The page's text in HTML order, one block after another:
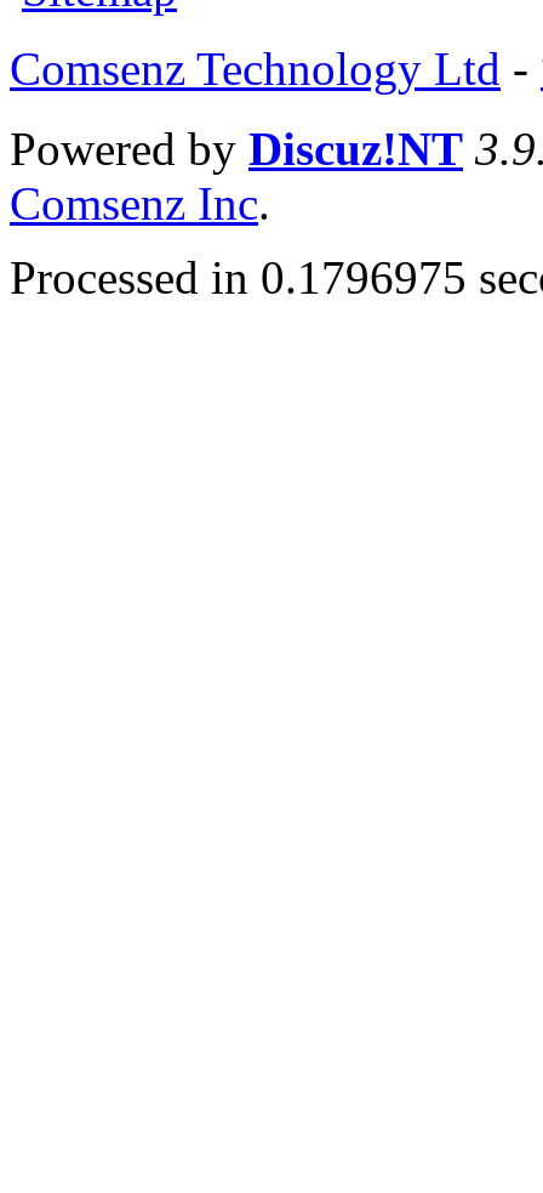
Comsenz Technology Ltd -
Powered by Discuz!NT
Comsenz Inc.
Processed in 0.1796975